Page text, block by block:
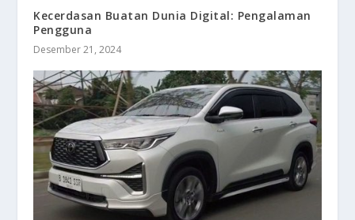
Kecerdasan Buatan Dunia Digital: Pengalaman
Pengguna
Desember 21, 2024